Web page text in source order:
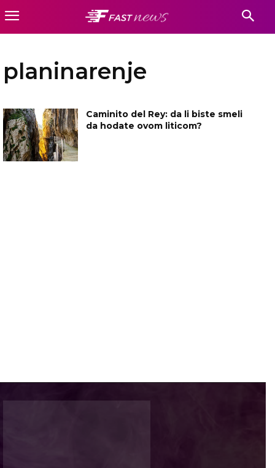
planinarenje
Caminito del Rey: da li biste smeli
da hodate ovom liticom?